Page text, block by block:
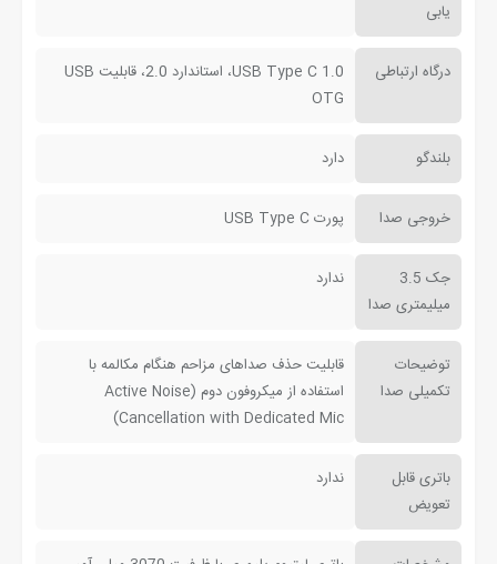
یابی
درگاه ارتباطی
USB Type C 1.0، استاندارد 2.0، قابلیت USB
OTG
بلندگو دارد
خروجی صدا پورت USB Type C
جک 3.5
میلیمتری صدا
ندارد
توضیحات
تکمیلی صدا
قابلیت حذف صدا‌های مزاحم هنگام مکالمه با
استفاده از میکروفون دوم (Active Noise
Cancellation with Dedicated Mic)
باتری قابل
تعویض
ندارد